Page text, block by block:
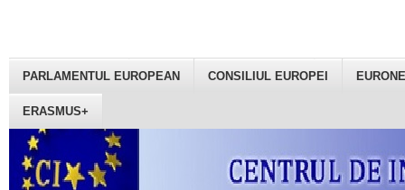
PARLAMENTUL EUROPEAN CONSILIUL EUROPEI
ERASMUS+